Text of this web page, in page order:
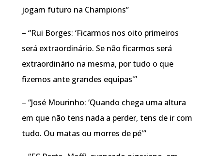
jogam futuro na Champions”
– “Rui Borges: ‘Ficarmos nos oito primeiros
será extraordinário. Se não ficarmos será
extraordinário na mesma, por tudo o que
fizemos ante grandes equipas'”
– “José Mourinho: ‘Quando chega uma altura
em que não tens nada a perder, tens de ir com
tudo. Ou matas ou morres de pé'”